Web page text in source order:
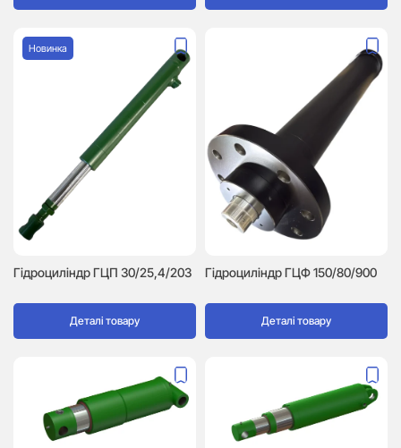
Гідроциліндр ГЦП 30/25,4/203
Деталі товару
Новинка
Гідроциліндр ГЦФ 150/80/900
Деталі товару